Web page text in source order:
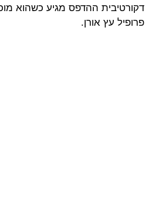
דקורטיבית ההדפס מגיע כשהוא
פרופיל עץ אורן.